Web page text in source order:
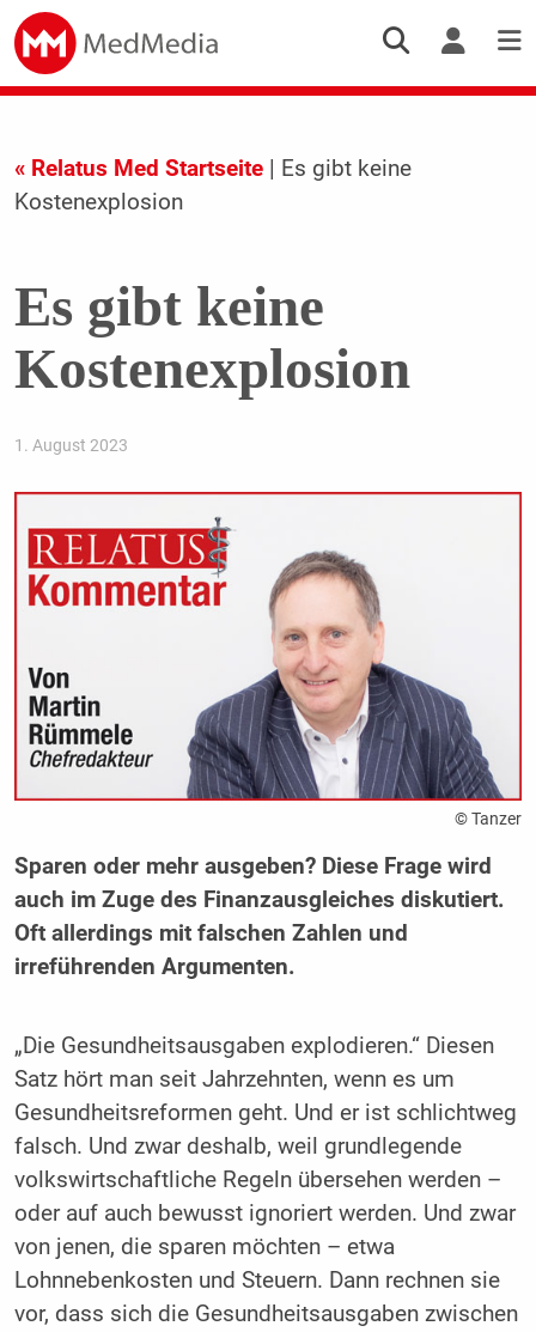
« Relatus Med Startseite| Es gibt keine
Kostenexplosion
Es gibt keine
Kostenexplosion
1. August 2023
© Tanzer
Sparen oder mehr ausgeben? Diese Frage wird
auch im Zuge des Finanzausgleiches diskutiert.
Oft allerdings mit falschen Zahlen und
irreführenden Argumenten.
„Die Gesundheitsausgaben explodieren.“ Diesen
Satz hört man seit Jahrzehnten, wenn es um
Gesundheitsreformen geht. Und er ist schlichtweg
falsch. Und zwar deshalb, weil grundlegende
volkswirtschaftliche Regeln übersehen werden –
oder auf auch bewusst ignoriert werden. Und zwar
von jenen, die sparen möchten – etwa
Lohnnebenkosten und Steuern. Dann rechnen sie
vor, dass sich die Gesundheitsausgaben zwischen